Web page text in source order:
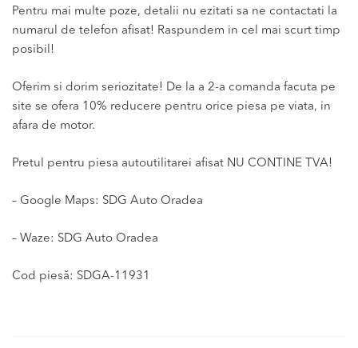
Pentru mai multe poze, detalii nu ezitati sa ne contactati la
numarul de telefon afisat! Raspundem in cel mai scurt timp
posibil!
Oferim si dorim seriozitate! De la a 2-a comanda facuta pe
site se ofera 10% reducere pentru orice piesa pe viata, in
afara de motor.
Pretul pentru piesa autoutilitarei afisat NU CONTINE TVA!
– Google Maps: SDG Auto Oradea
– Waze: SDG Auto Oradea
Cod piesă: SDGA-11931